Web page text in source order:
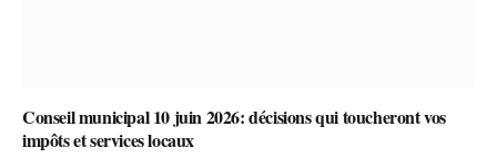
Conseil municipal 10 juin 2026: décisions qui toucheront vos
impôts et services locaux